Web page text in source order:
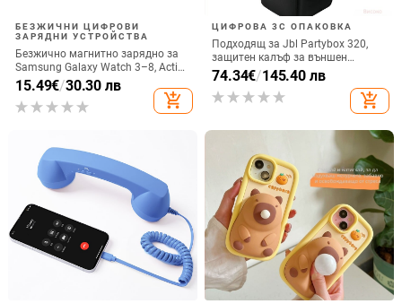
БЕЗЖИЧНИ ЦИФРОВИ
ЗАРЯДНИ УСТРОЙСТВА
Безжично магнитно зарядно за
Samsung Galaxy Watch 3–8, Active
1/2 • QC2.0 • Магнитно зареждане
• 3W / 1A
15.49€/30.30 лв
add_shopping_cart
ЦИФРОВА 3C ОПАКОВКА
Подходящ за Jbl Partybox 320,
защитен калъф за външен
високоговорител, калъф за
количка Stage 320 Audio,
прахозащитно покритие.
74.34€/145.40 лв
add_shopping_cart